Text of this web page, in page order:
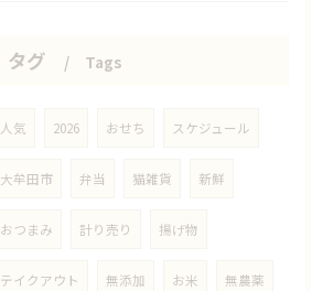
タグ Tags
人気 2026 おせち スケジュール
大牟田市 弁当 猫雑貨 新鮮
おつまみ 計り売り 揚げ物
テイクアウト 無添加 お米 無農薬